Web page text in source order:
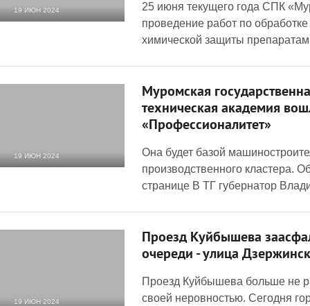
19 ИЮН 2024
25 июня текущего года СПК
проведение работ по
химической защиты
19 ИЮН 2024
Муромская
техническая академия
«Профессионалитет»
Она будет базой
производственного кластера.
странице В ТГ губернатор
19 ИЮН 2024
Проезд Куйбышева
очереди - улица
Проезд Куйбышева больше не
своей неровностью. Сегодня